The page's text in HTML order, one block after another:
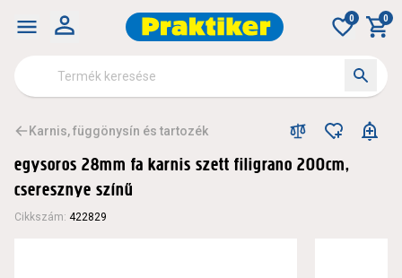
0 0
Karnis, függönysín és tartozék
egysoros 28mm fa karnis szett filigrano 200cm,
cseresznye színű
Cikkszám: 422829